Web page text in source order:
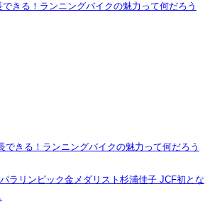
きる！ランニングバイクの魅力って何だろう
できる！ランニングバイクの魅力って何だろう
ラリンピック金メダリスト杉浦佳子 JCF初とな
…